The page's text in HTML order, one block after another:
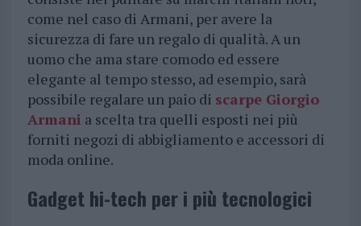
come nel caso di Armani, per avere la
sicurezza di fare un regalo di qualità. A un
uomo che ama stare comodo ed essere
elegante al tempo stesso, ad esempio, sarà
possibile regalare un paio di scarpe Giorgio
Armani a scelta tra quelli esposti nei più
forniti negozi di abbigliamento e accessori di
moda online.
Gadget hi-tech per i più tecnologici